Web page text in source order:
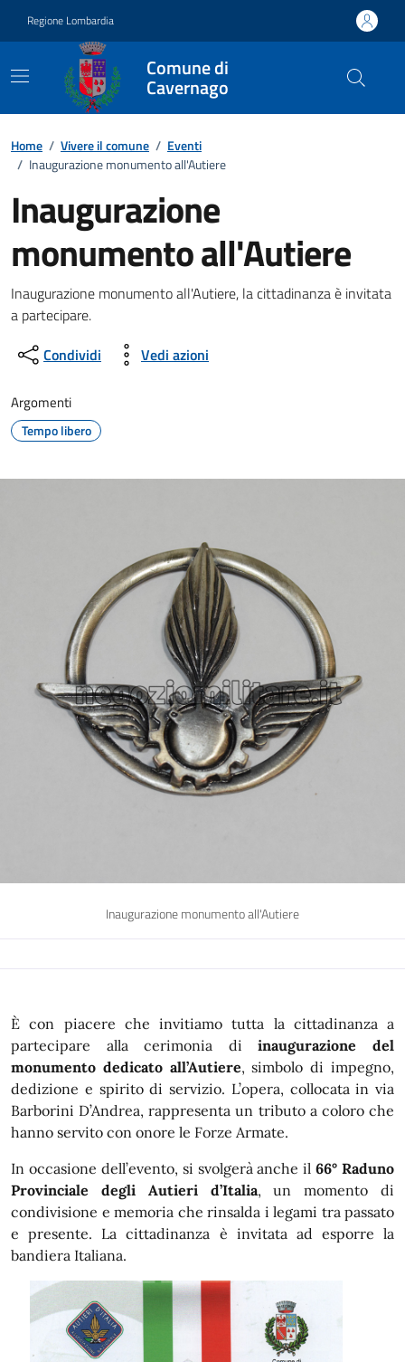
Regione Lombardia
Comune di
Cavernago
Home / Vivere il comune / Eventi
/ Inaugurazione monumento all'Autiere
Inaugurazione
monumento all'Autiere
Dettagli della notizia
Inaugurazione monumento all'Autiere, la cittadinanza è invitata
a partecipare.
Condividi
Vedi azioni
Argomenti
Tempo libero
Inaugurazione monumento all'Autiere
È con piacere che invitiamo tutta la cittadinanza a
partecipare alla cerimonia diinaugurazione del
monumento dedicato all’Autiere, simbolo di impegno,
dedizione e spirito di servizio. L’opera, collocata in via
Barborini D’Andrea, rappresenta un tributo a coloro che
hanno servito con onore le Forze Armate.
In occasione dell’evento, si svolgerà anche il66° Raduno
Provinciale degli Autieri d’Italia, un momento di
condivisione e memoria che rinsalda i legami tra passato
e presente. La cittadinanza è invitata ad esporre la
bandiera Italiana.